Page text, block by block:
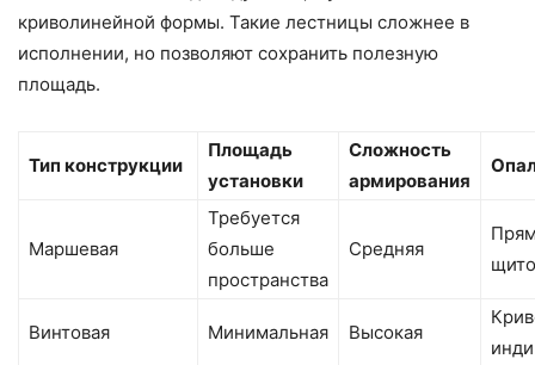
криволинейной формы. Такие лестницы сложнее в
исполнении, но позволяют сохранить полезную
площадь.
Тип конструкции
Площадь
установки
Сложность
армирования
Маршевая
Требуется
больше
пространства
Средняя
Винтовая Минимальная Высокая